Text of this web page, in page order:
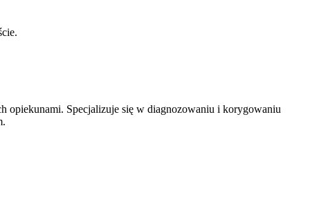
opiekunami. Specjalizuje się w diagnozowaniu i korygowaniu